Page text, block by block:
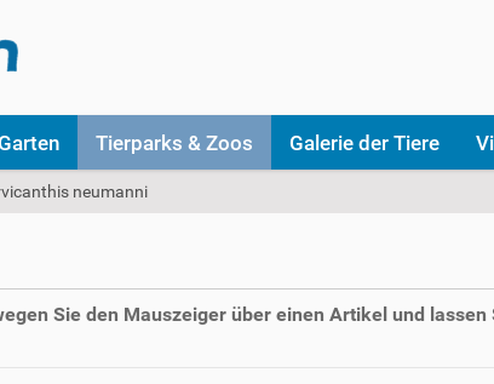
Tierparks & Zoos Galerie der Tiere
neumanni
Sie den Mauszeiger über einen Artikel und